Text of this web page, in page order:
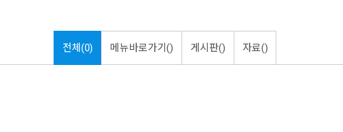
전체(0) 메뉴바로가기() 게시판() 자료()